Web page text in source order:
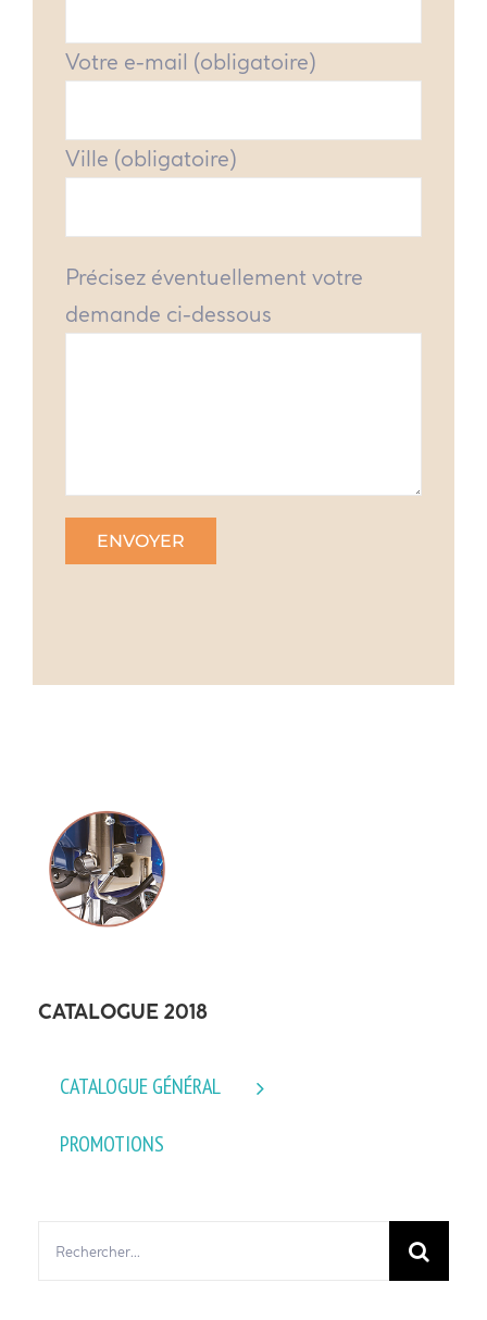
Votre e-mail (obligatoire)
Ville (obligatoire)
Précisez éventuellement votre
demande ci-dessous
CATALOGUE 2018
CATALOGUE GÉNÉRAL
PROMOTIONS